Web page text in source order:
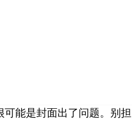
能是封面出了问题。别担